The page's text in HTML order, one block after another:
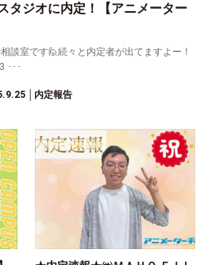
ジオに内定！【アニメーター
談室です🙋続々と内定者が出てますよー！
･･･
│内定報告